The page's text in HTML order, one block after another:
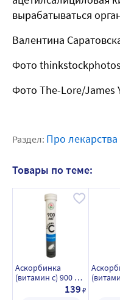
вырабатываться
Валентина
Фото
Фото The-Lore/James
Раздел: Про
Товары по теме:
Аскорбинка
(витамин с) 900 мг
17 шт. таблетки139₽
900